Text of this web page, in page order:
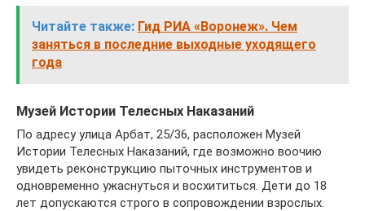
Читайте также: Гид РИА «Воронеж». Чем
заняться в последние выходные уходящего
года
Музей Истории Телесных Наказаний
По адресу улица Арбат, 25/36, расположен Музей
Истории Телесных Наказаний, где возможно воочию
увидеть реконструкцию пыточных инструментов и
одновременно ужаснуться и восхититься. Дети до 18
лет допускаются строго в сопровождении взрослых.